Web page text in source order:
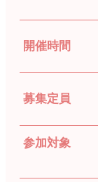
開催時間
募集定員
参加対象